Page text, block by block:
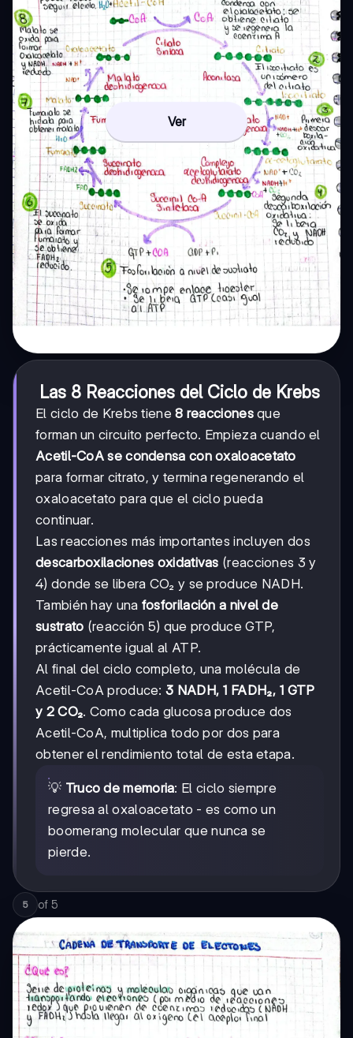
Ver
Las 8 Reacciones del Ciclo de Krebs
El ciclo de Krebs tiene8 reaccionesque
forman un circuito perfecto. Empieza cuando el
Acetil-CoA se condensa con oxaloacetato
para formar citrato, y termina regenerando el
oxaloacetato para que el ciclo pueda
continuar.
Las reacciones más importantes incluyen dos
descarboxilaciones oxidativas (reacciones 3 y
4) donde se libera CO₂ y se produce NADH.
También hay una fosforilación a nivel de
sustrato (reacción 5) que produce GTP,
prácticamente igual al ATP.
Al final del ciclo completo, una molécula de
Acetil-CoA produce:3 NADH, 1 FADH₂, 1 GTP
y 2 CO₂. Como cada glucosa produce dos
Acetil-CoA, multiplica todo por dos para
obtener el rendimiento total de esta etapa.
💡 Truco de memoria: El ciclo siempre
regresa al oxaloacetato - es como un
boomerang molecular que nunca se
pierde.
5 of 5